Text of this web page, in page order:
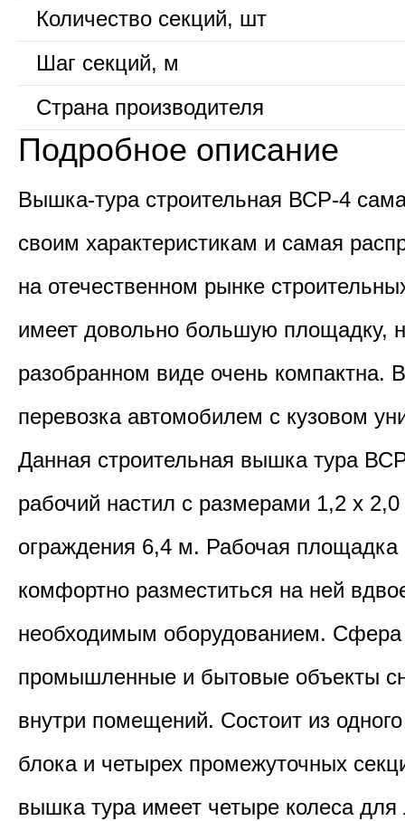
Количество секций, шт
Шаг секций, м
Страна производителя
Подробное описание
Вышка-тура строительная ВСР-4
своим характеристикам и самая
на отечественном рынке
имеет довольно большую площадку,
разобранном виде очень компактна.
перевозка автомобилем с кузовом
Данная строительная вышка тура
рабочий настил с размерами 1,2 х
ограждения 6,4 м. Рабочая площадка
комфортно разместиться на ней
необходимым оборудованием.
промышленные и бытовые объекты
внутри помещений. Состоит из одного
блока и четырех промежуточных
вышка тура имеет четыре колеса для